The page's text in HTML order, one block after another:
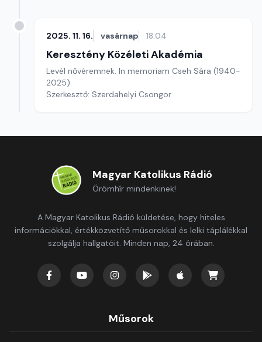
2025. 11. 16. vasárnap 18:04
Keresztény Közéleti Akadémia
Levél nővéremnek. In memoriam Cseh Sára (1940-
2025)
Szerkesztő: Szerdahelyi Csongor
Magyar Katolikus Rádió
Örömhír mindenkinek!
A Magyar Katolikus Rádió küldetése, hogy hiteles
információkkal, értékközvetítő műsorokkal és lelki táplálékkal
szolgálja hallgatóit. Minden nap, 24 órában.
Műsorok